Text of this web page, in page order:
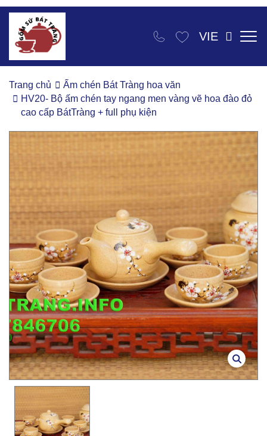
VIE
Trang chủ
Ấm chén Bát Tràng hoa văn
HV20- Bộ ấm chén tay ngang men vàng vẽ hoa đào đỏ
cao cấp BátTràng + full phụ kiện